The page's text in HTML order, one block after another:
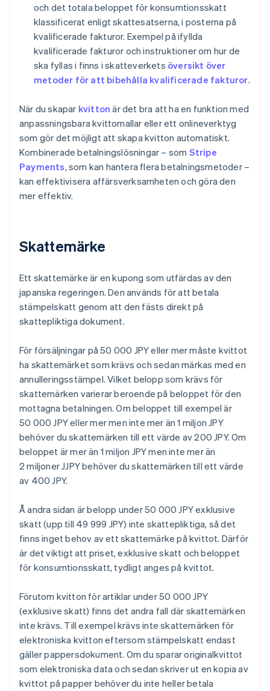
och det totala beloppet för konsumtionsskatt
klassificerat enligt skattesatserna, i posterna på
kvalificerade fakturor. Exempel på ifyllda
kvalificerade fakturor och instruktioner om hur de
ska fyllas i finns i skatteverkets översikt över
metoder för att bibehålla kvalificerade fakturor.
När du skapar kvitton är det bra att ha en funktion med
anpassningsbara kvittomallar eller ett onlineverktyg
som gör det möjligt att skapa kvitton automatiskt.
Kombinerade betalningslösningar – som Stripe
Payments, som kan hantera flera betalningsmetoder –
kan effektivisera affärsverksamheten och göra den
mer effektiv.
Skattemärke
Ett skattemärke är en kupong som utfärdas av den
japanska regeringen. Den används för att betala
stämpelskatt genom att den fästs direkt på
skattepliktiga dokument.
För försäljningar på 50 000 JPY eller mer måste kvittot
ha skattemärket som krävs och sedan märkas med en
annulleringsstämpel. Vilket belopp som krävs för
skattemärken varierar beroende på beloppet för den
mottagna betalningen. Om beloppet till exempel är
50 000 JPY eller mer men inte mer än 1 miljon JPY
behöver du skattemärken till ett värde av 200 JPY. Om
beloppet är mer än 1 miljon JPY men inte mer än
2 miljoner JJPY behöver du skattemärken till ett värde
av 400 JPY.
Å andra sidan är belopp under 50 000 JPY exklusive
skatt (upp till 49 999 JPY) inte skattepliktiga, så det
finns inget behov av ett skattemärke på kvittot. Därför
är det viktigt att priset, exklusive skatt och beloppet
för konsumtionsskatt, tydligt anges på kvittot.
Förutom kvitton för artiklar under 50 000 JPY
(exklusive skatt) finns det andra fall där skattemärken
inte krävs. Till exempel krävs inte skattemärken för
elektroniska kvitton eftersom stämpelskatt endast
gäller pappersdokument. Om du sparar originalkvittot
som elektroniska data och sedan skriver ut en kopia av
kvittot på papper behöver du inte heller betala